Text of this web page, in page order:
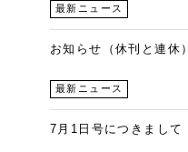
最新ニュース
お知らせ（休刊と連休）
最新ニュース
7月1日号につきまして